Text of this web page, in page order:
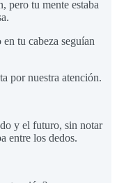
pero tu mente estaba
tu cabeza seguían
por nuestra atención.
y el futuro, sin notar
entre los dedos.